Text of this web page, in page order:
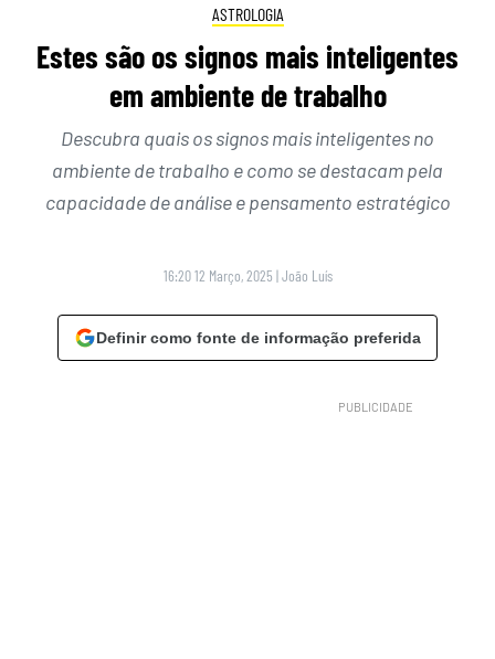
ASTROLOGIA
Estes são os signos mais inteligentes
em ambiente de trabalho
Descubra quais os signos mais inteligentes no
ambiente de trabalho e como se destacam pela
capacidade de análise e pensamento estratégico
16:20 12 Março, 2025 |João Luís
Definir como fonte de informação preferida